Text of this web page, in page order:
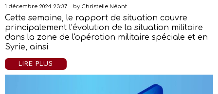
1 décembre 2024 23:37 by Christelle Néant
Cette semaine, le rapport de situation couvre
principalement l’évolution de la situation militaire
dans la zone de l'opération militaire spéciale et en
Syrie, ainsi
LIRE PLUS